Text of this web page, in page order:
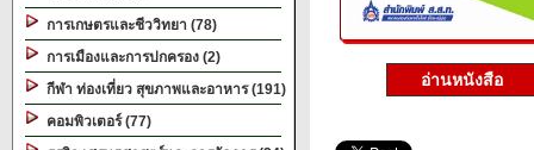
การเกษตรและชีววิทยา (78)
การเมืองและการปกครอง (2)
กีฬา ท่องเที่ยว สุขภาพและอาหาร (191)
คอมพิวเตอร์ (77)
อ่านหนังสือ